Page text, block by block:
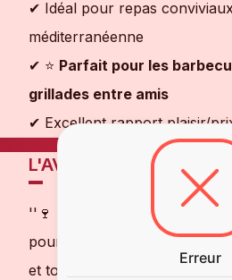
✔ Idéal pour repas
méditerranéenne
✔ ⭐ Parfait pour les
grillades entre amis
✔ Excellent rapport plaisir/
L'AVIS DE NOTRE
''🍷 Un vin rouge chaleureux
pour accompagner vos
et tous vos moments de
Erreur